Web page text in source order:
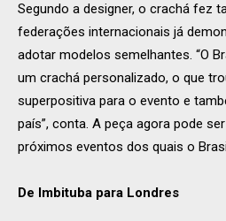
Segundo a designer, o crachá fez
federações internacionais já
adotar modelos semelhantes. “O
um crachá personalizado, o que
superpositiva para o evento e
país”, conta. A peça agora pode
próximos eventos dos quais o
De Imbituba para Londres